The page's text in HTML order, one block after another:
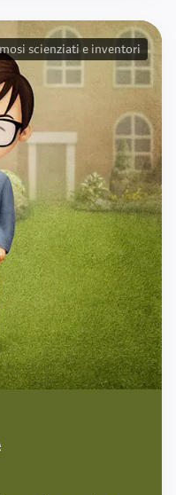
scienziati e inventori